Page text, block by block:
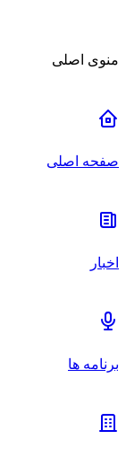
منوی اصلی
صفحه اصلی
اخبار
برنامه ها